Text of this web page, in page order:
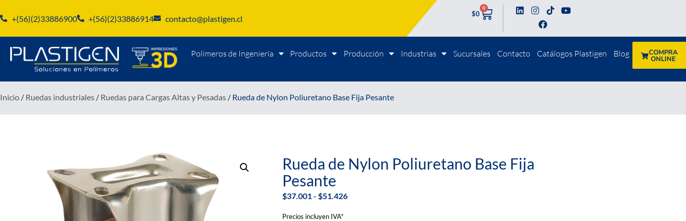
+(56)(2)33886900 +(56)(2)33886914 contacto@plastigen.cl $0
0
Polímeros de Ingeniería Productos Producción Industrias Sucursales Contacto Catálogos Plastigen Blog COMPRA
ONLINE
Inicio / Ruedas industriales / Ruedas para Cargas Altas y Pesadas / Rueda de Nylon Poliuretano Base Fija Pesante
Rueda de Nylon Poliuretano Base Fija
Pesante
$37.001 - $51.426
Precios incluyen IVA*